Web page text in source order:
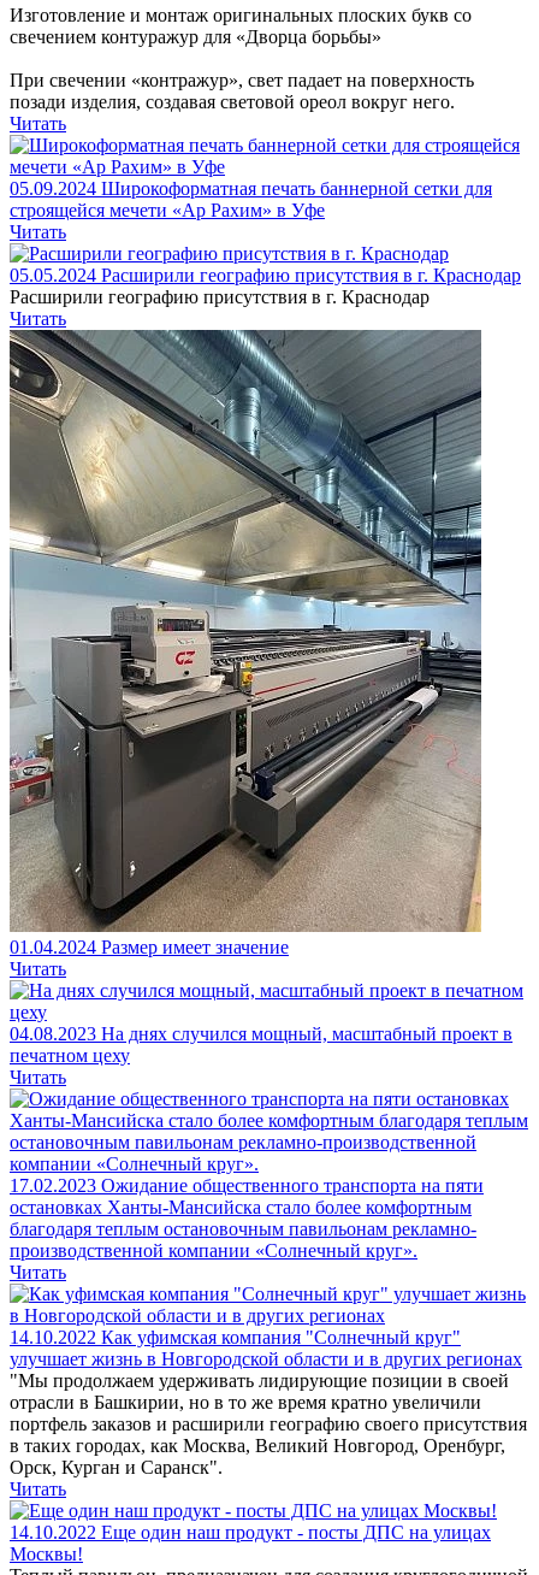
Изготовление и монтаж оригинальных плоских букв со
свечением контуражур для «Дворца борьбы»
При свечении «контражур», свет падает на поверхность
позади изделия, создавая световой ореол вокруг него.
Читать
05.09.2024 Широкоформатная печать баннерной сетки для
строящейся мечети «Ар Рахим» в Уфе
Читать
05.05.2024 Расширили географию присутствия в г. Краснодар
Расширили географию присутствия в г. Краснодар
Читать
01.04.2024 Размер имеет значение
Читать
04.08.2023 На днях случился мощный, масштабный проект в
печатном цеху
Читать
17.02.2023 Ожидание общественного транспорта на пяти
остановках Ханты-Мансийска стало более комфортным
благодаря теплым остановочным павильонам рекламно-
производственной компании «Солнечный круг».
Читать
14.10.2022 Как уфимская компания "Солнечный круг"
улучшает жизнь в Новгородской области и в других регионах
"Мы продолжаем удерживать лидирующие позиции в своей
отрасли в Башкирии, но в то же время кратно увеличили
портфель заказов и расширили географию своего присутствия
в таких городах, как Москва, Великий Новгород, Оренбург,
Орск, Курган и Саранск".
Читать
14.10.2022 Еще один наш продукт - посты ДПС на улицах
Москвы!